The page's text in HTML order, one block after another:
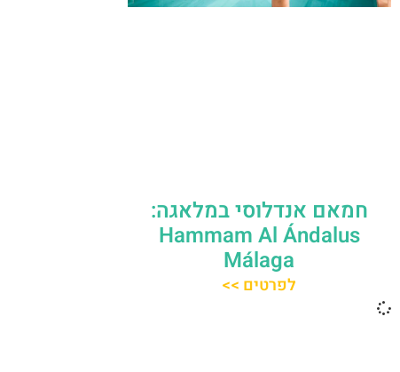
חמאם אנדלוסי במלאגה:
Hammam Al Ándalus
Málaga
לפרטים >>